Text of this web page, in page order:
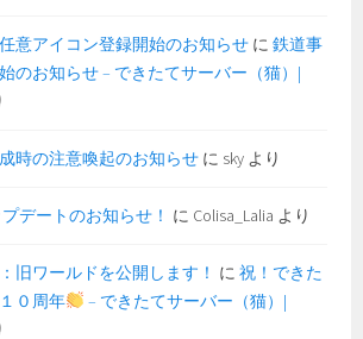
意アイコン登録開始のお知らせ に鉄道事
のお知らせ – できたてサーバー（猫）|
時の注意喚起のお知らせ に sky より
デートのお知らせ！ に Colisa_Lalia より
旧ワールドを公開します！ に祝！できた
０周年
– できたてサーバー（猫）|